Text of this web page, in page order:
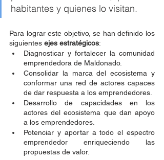
habitantes y quienes lo visitan.
Para lograr este objetivo, se han definido los
siguientes ejes estratégicos:
Diagnosticar y fortalecer la comunidad
emprendedora de Maldonado.
Consolidar la marca del ecosistema y
conformar una red de actores capaces
de dar respuesta a los emprendedores.
Desarrollo de capacidades en los
actores del ecosistema que dan apoyo
a los emprendedores.
Potenciar y aportar a todo el espectro
emprendedor enriqueciendo las
propuestas de valor.